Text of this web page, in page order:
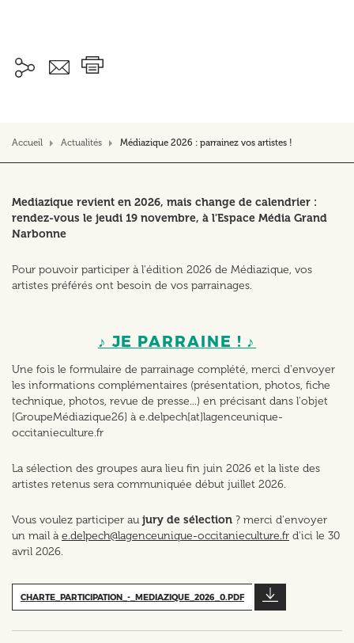
Accueil Actualités Médiazique 2026 : parrainez vos artistes !
Mediazique revient en 2026, mais change de calendrier :
rendez-vous le jeudi 19 novembre, à l'Espace Média Grand
Narbonne
Pour pouvoir participer à l'édition 2026 de Médiazique, vos
artistes préférés ont besoin de vos parrainages.
♪ JE PARRAINE ! ♪
Une fois le formulaire de parrainage complété, merci d'envoyer
les informations complémentaires (présentation, photos, fiche
technique, photos, revue de presse...) en précisant dans l'objet
[GroupeMédiazique26] à e.delpech[at]lagenceunique-
occitanieculture.fr
La sélection des groupes aura lieu fin juin 2026 et la liste des
artistes retenus sera communiquée début juillet 2026.
Vous voulez participer au jury de sélection ? merci d'envoyer
un mail à e.delpech@lagenceunique-occitanieculture.fr d'ici le 30
avril 2026.
CHARTE_PARTICIPATION_-_MEDIAZIQUE_2026_0.PDF